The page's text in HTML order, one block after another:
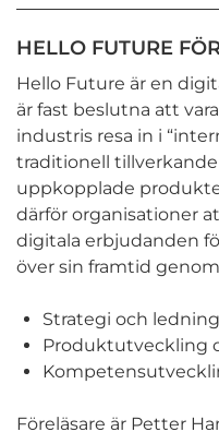
HELLO FUTURE
Hello Future är en
är fast beslutna att
industris resa in i
traditionell
uppkopplade
därför organisationer
digitala erbjudanden
över sin framtid
Strategi och
Produktutveckling
Föreläsare är Petter